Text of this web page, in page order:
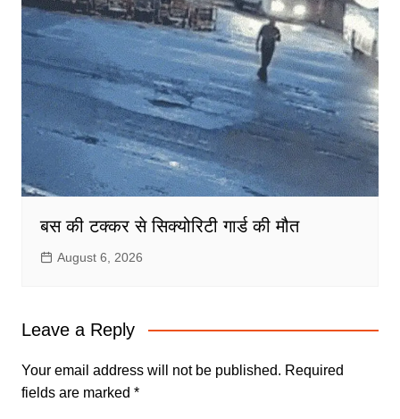
बस की टक्कर से सिक्योरिटी गार्ड की मौत
August 6, 2026
Leave a Reply
Your email address will not be published. Required
fields are marked *